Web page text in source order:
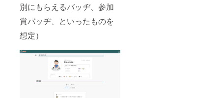
別にもらえるバッヂ、参加
賞バッヂ、といったものを
想定）